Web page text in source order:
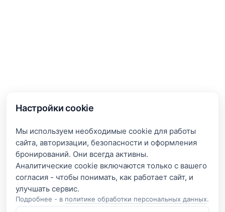
Настройки cookie
Мы используем необходимые cookie для работы
сайта, авторизации, безопасности и оформления
бронирований. Они всегда активны.
Аналитические cookie включаются только с вашего
согласия - чтобы понимать, как работает сайт, и
Подробнее - в политике обработки персональных данных.